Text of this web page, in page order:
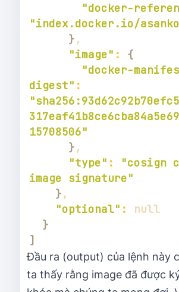
"docker-
"index.docker.io/
}
"image" :
{
"docker-
digest" :
15708506"
}
"type" :
"cosign
image signature"
}
"optional" :
}
]
Đầu ra (output) của lệnh này
ta thấy rằng image đã được